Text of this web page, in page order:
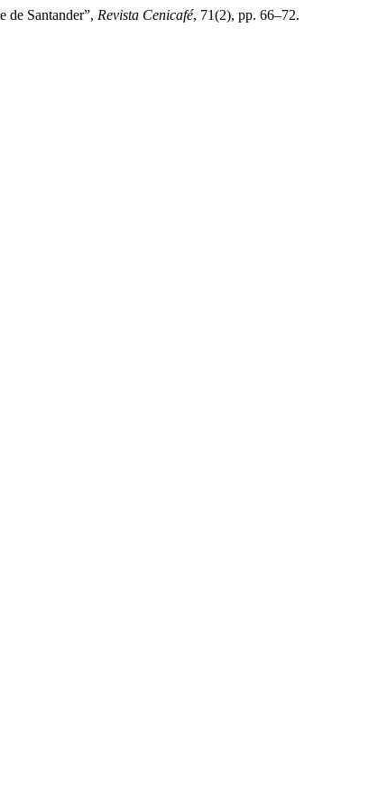
de Santander”, Revista Cenicafé, 71(2), pp. 66–72.